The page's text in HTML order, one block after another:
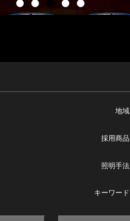
地域
採用商品
照明手法
キーワード